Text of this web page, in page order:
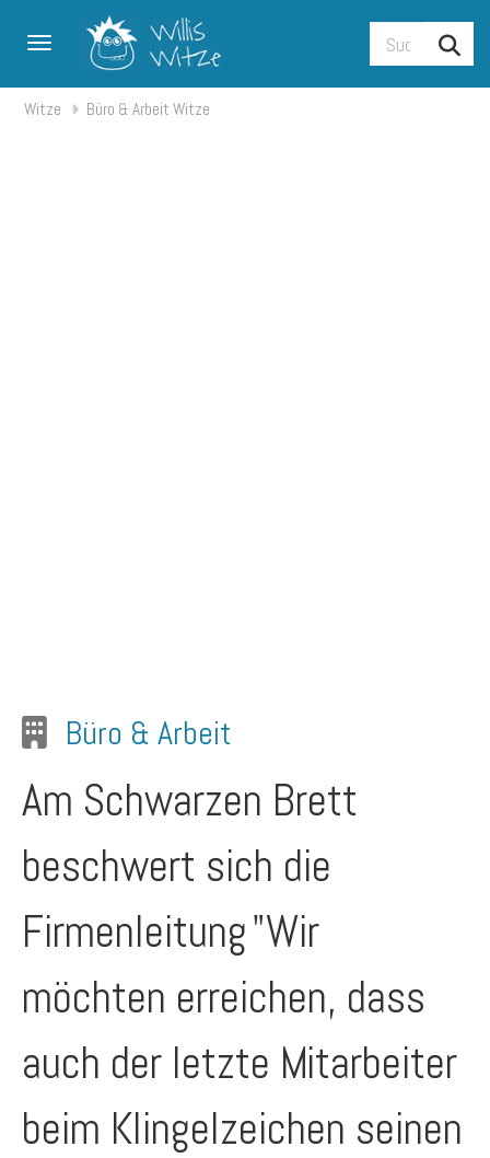
Toggle navigation
Witze Büro & Arbeit Witze
Büro & Arbeit
Am Schwarzen Brett
beschwert sich die
Firmenleitung"Wir
möchten erreichen, dass
auch der letzte Mitarbeiter
beim Klingelzeichen seinen